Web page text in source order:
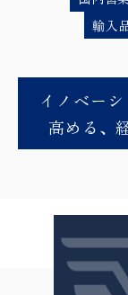
輸入
イノベー
高める、